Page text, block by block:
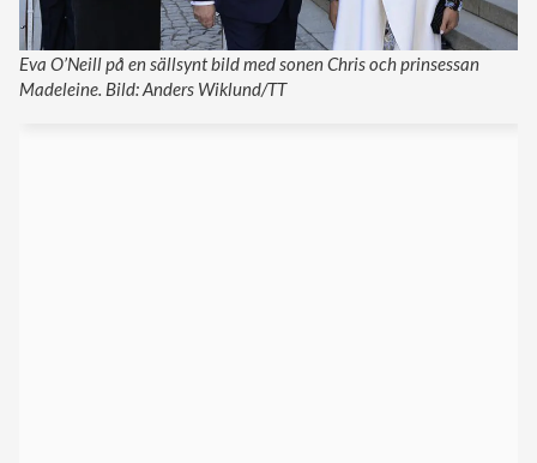
Eva O’Neill på en sällsynt bild med sonen Chris och prinsessan
Madeleine. Bild: Anders Wiklund/TT